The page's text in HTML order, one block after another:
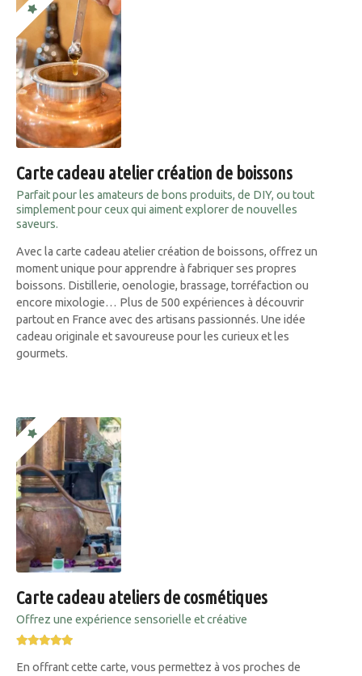
Carte cadeau atelier création de boissons
Parfait pour les amateurs de bons produits, de DIY, ou tout
simplement pour ceux qui aiment explorer de nouvelles
saveurs.
Avec la carte cadeau atelier création de boissons, offrez un
moment unique pour apprendre à fabriquer ses propres
boissons. Distillerie, oenologie, brassage, torréfaction ou
encore mixologie… Plus de 500 expériences à découvrir
partout en France avec des artisans passionnés. Une idée
cadeau originale et savoureuse pour les curieux et les
gourmets.
Carte cadeau ateliers de cosmétiques
Offrez une expérience sensorielle et créative
En offrant cette carte, vous permettez à vos proches de